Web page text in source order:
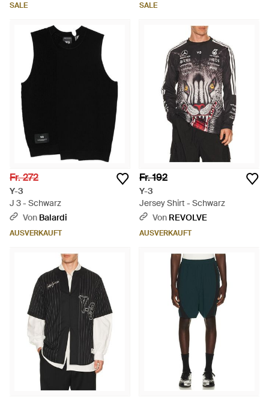
SALE SALE
Fr. 272
Y-3
J 3 - Schwarz
Von Balardi
AUSVERKAUFT
Fr. 192
Y-3
Jersey Shirt - Schwarz
Von REVOLVE
AUSVERKAUFT